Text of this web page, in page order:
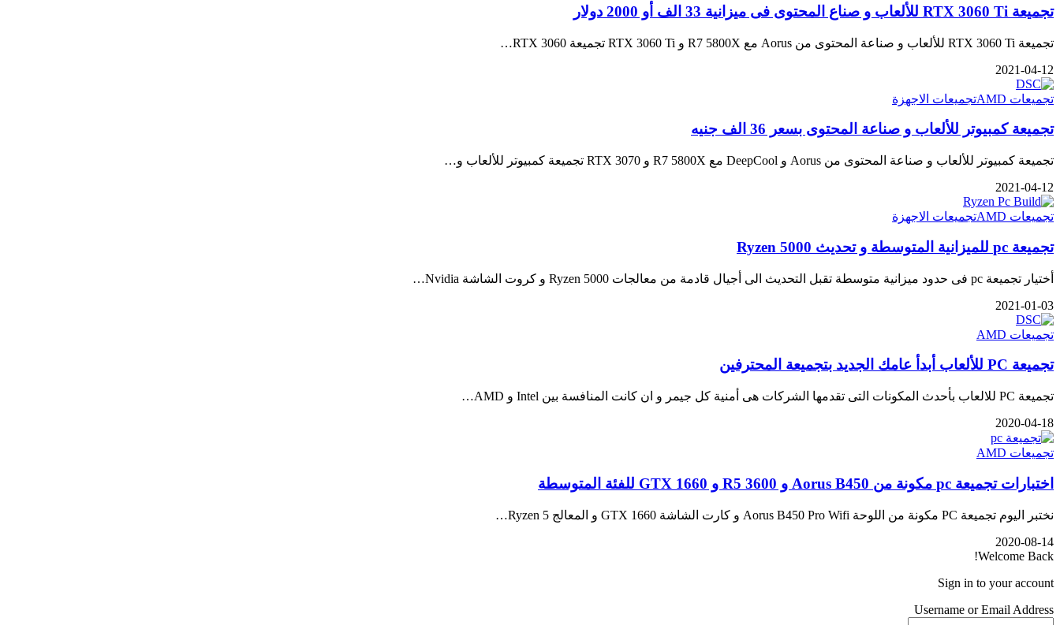
تجميعة RTX 3060 Ti للألعاب و صناع المحتوى فى ميزانية 33 الف أو 2000 دولار
تجميعة RTX 3060 Ti للألعاب و صناعة المحتوى من Aorus مع R7 5800X و RTX 3060 Ti تجميعة RTX 3060…
2021-04-12
تجميعات AMD تجميعات الاجهزة
تجميعة كمبيوتر للألعاب و صناعة المحتوى بسعر 36 الف جنيه
تجميعة كمبيوتر للألعاب و صناعة المحتوى من Aorus و DeepCool مع R7 5800X و RTX 3070 تجميعة كمبيوتر للألعاب و…
2021-04-12
تجميعات AMD تجميعات الاجهزة
تجميعة pc للميزانية المتوسطة و تحديث Ryzen 5000
أختيار تجميعة pc فى حدود ميزانية متوسطة تقبل التحديث الى أجيال قادمة من معالجات Ryzen 5000 و كروت الشاشة Nvidia…
2021-01-03
تجميعات AMD
تجميعة PC للألعاب أبدأ عامك الجديد بتجميعة المحترفين
تجميعة PC للالعاب بأحدث المكونات التى تقدمها الشركات هى أمنية كل جيمر و ان كانت المنافسة بين Intel و AMD…
2020-04-18
تجميعات AMD
اختبارات تجميعة pc مكونة من Aorus B450 و R5 3600 و GTX 1660 للفئة المتوسطة
نختبر اليوم تجميعة PC مكونة من اللوحة Aorus B450 Pro Wifi و كارت الشاشة GTX 1660 و المعالج Ryzen 5…
2020-08-14
Welcome Back!
Sign in to your account
Username or Email Address